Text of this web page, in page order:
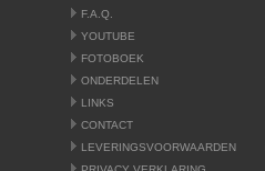
F.A.Q.
YOUTUBE
FOTOBOEK
ONDERDELEN
LINKS
CONTACT
LEVERINGSVOORWAARDEN